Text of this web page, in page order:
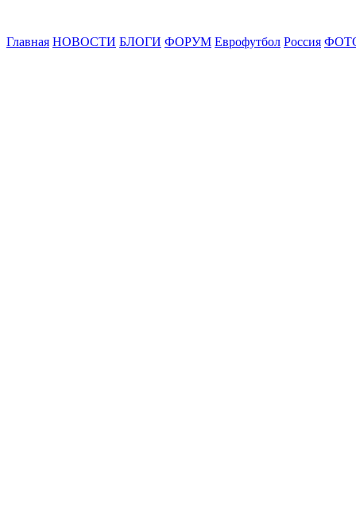
Главная НОВОСТИ БЛОГИ ФОРУМ Еврофутбол Россия